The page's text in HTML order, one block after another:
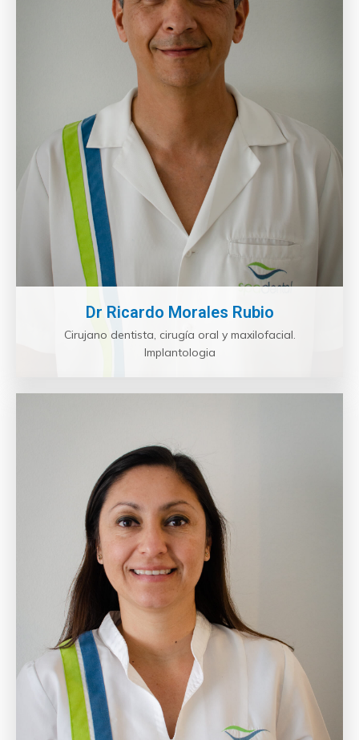
Dr Ricardo Morales Rubio
Cirujano dentista, cirugía oral y maxilofacial.
Implantologia